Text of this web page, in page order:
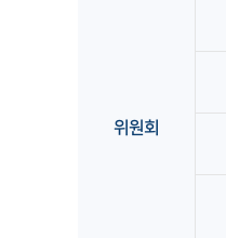
위원회